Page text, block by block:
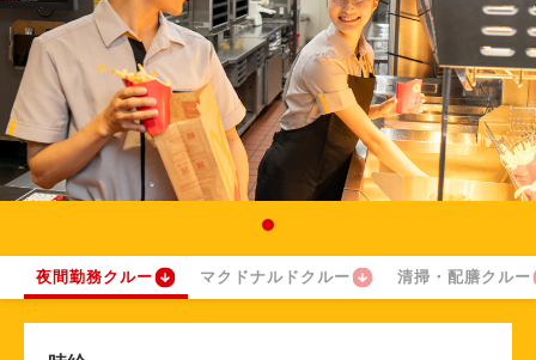
夜間勤務クルー マクドナルドクルー 清掃・配膳クルー